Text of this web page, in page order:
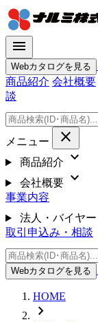
menu
Webカタログを見る
商品紹介 会社概要
談
メニュー close
商品紹介 expand_more
会社概要 expand_more
事業内容
法人・バイヤー
取引申込み・相談
Webカタログを見る
HOME
chevron_right